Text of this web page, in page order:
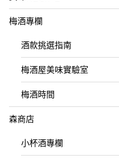
梅酒專欄
酒款挑選指南
梅酒屋美味實驗室
梅酒時間
森商店
小杯酒專欄